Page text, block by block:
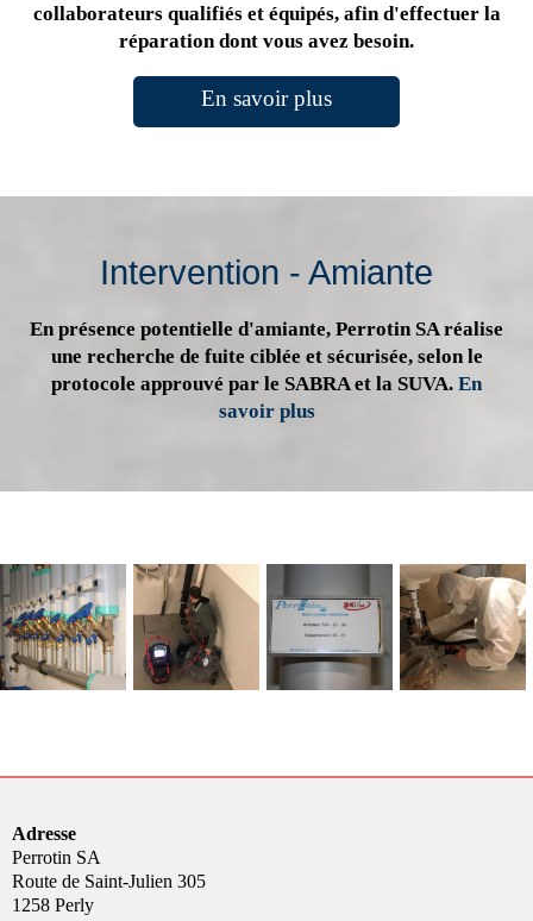
collaborateurs qualifiés et équipés, afin d'effectuer la
réparation dont vous avez besoin.
En savoir plus
Intervention - Amiante
En présence potentielle d'amiante, Perrotin SA réalise
une recherche de fuite ciblée et sécurisée, selon le
protocole approuvé par le SABRA et la SUVA. En
savoir plus
Adresse
Perrotin SA
Route de Saint-Julien 305
1258 Perly